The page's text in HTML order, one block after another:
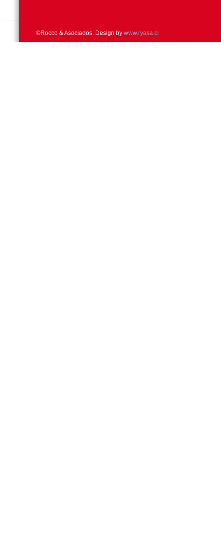
©Rocco & Asociados. Design by www.ryasa.cl